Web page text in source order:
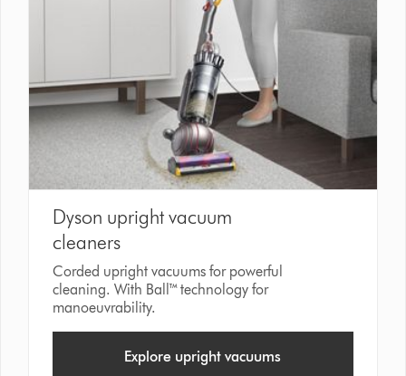
Dyson upright vacuum
cleaners
Corded upright vacuums for powerful
cleaning. With Ball™ technology for
manoeuvrability.
Explore upright vacuums